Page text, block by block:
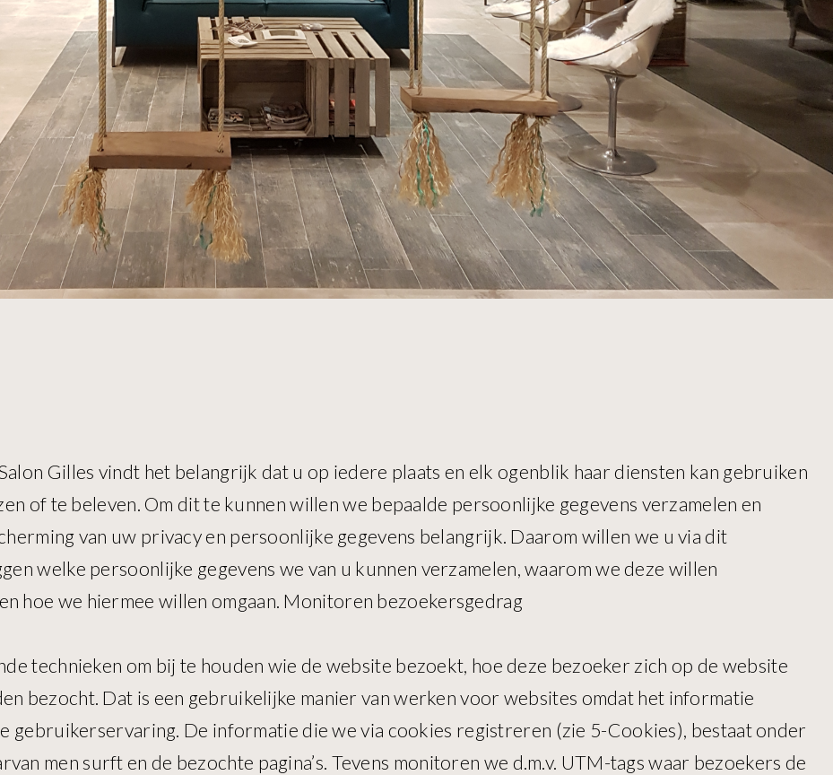
Gilles vindt het belangrijk dat u op iedere plaats en elk ogenblik haar diensten kan gebruiken
of te beleven. Om dit te kunnen willen we bepaalde persoonlijke gegevens verzamelen en
van uw privacy en persoonlijke gegevens belangrijk. Daarom willen we u via dit
welke persoonlijke gegevens we van u kunnen verzamelen, waarom we deze willen
hoe we hiermee willen omgaan. Monitoren bezoekersgedrag
technieken om bij te houden wie de website bezoekt, hoe deze bezoeker zich op de website
bezocht. Dat is een gebruikelijke manier van werken voor websites omdat het informatie
gebruikerservaring. De informatie die we via cookies registreren (zie 5-Cookies), bestaat onder
men surft en de bezochte pagina’s. Tevens monitoren we d.m.v. UTM-tags waar bezoekers de